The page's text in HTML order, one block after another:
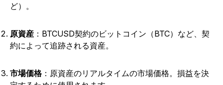
ど）。
原資産 ：BTCUSD契約のビットコイン（BTC）など、契
約によって追跡される資産。
市場価格：原資産のリアルタイムの市場価格。損益を決